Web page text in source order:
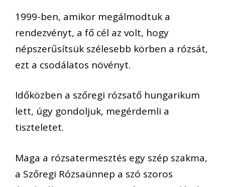
1999-ben, amikor megálmodtuk a
rendezvényt, a fő cél az volt, hogy
népszerűsítsük szélesebb körben a rózsát,
ezt a csodálatos növényt.
Időközben a szőregi rózsatő hungarikum
lett, úgy gondoljuk, megérdemli a
tiszteletet.
Maga a rózsatermesztés egy szép szakma,
a Szőregi Rózsaünnep a szó szoros